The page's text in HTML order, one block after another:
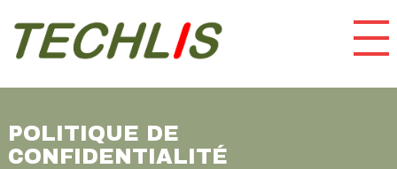
POLITIQUE DE
CONFIDENTIALITÉ